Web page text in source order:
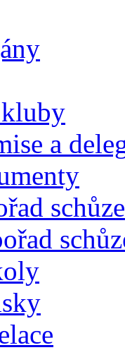
a
schůze